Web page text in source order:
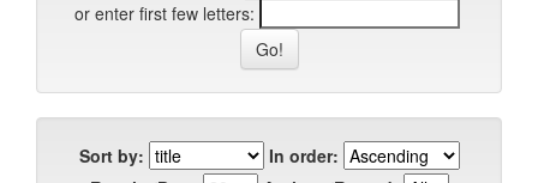
or enter first few letters:
Sort by:
In order: